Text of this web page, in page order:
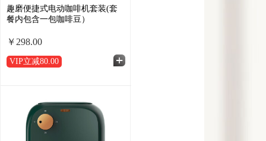
趣磨便捷式电动咖啡机套装(套
餐内包含一包咖啡豆）
￥298.00
VIP立减80.00